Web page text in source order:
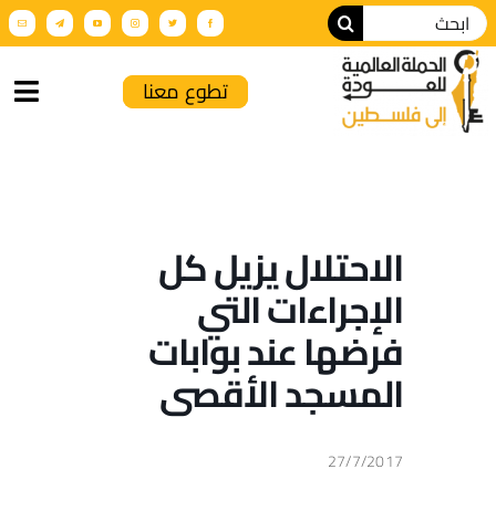
أنشطة الحملة
عن فلسطين
تطوع معنا
الاحتلال يزيل كل
الإجراءات التي
فرضها عند بوابات
المسجد الأقصى
27/7/2017